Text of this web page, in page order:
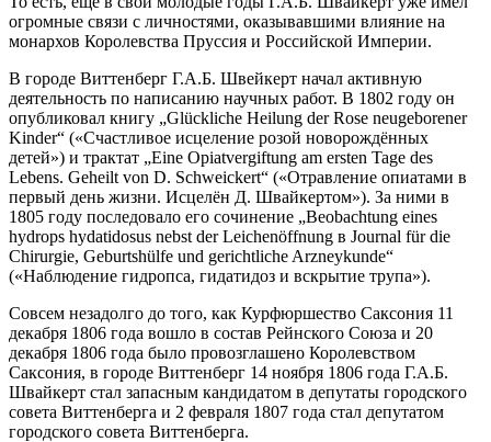
огромные связи с личностями, оказывавшими влияние на
монархов Королевства Пруссия и Российской Империи.
В городе Виттенберг Г.А.Б. Швейкерт начал активную
деятельность по написанию научных работ. В 1802 году он
опубликовал книгу „Glückliche Heilung der Rose neugeborener
Kinder“ («Счастливое исцеление розой новорождённых
детей») и трактат „Eine Opiatvergiftung am ersten Tage des
Lebens. Geheilt von D. Schweickert“ («Отравление опиатами в
первый день жизни. Исцелён Д. Швайкертом»). За ними в
1805 году последовало его сочинение „Beobachtung eines
hydrops hydatidosus nebst der Leichenöffnung в Journal für die
Chirurgie, Geburtshülfe und gerichtliche Arzneykunde“
(«Наблюдение гидропса, гидатидоз и вскрытие трупа»).
Совсем незадолго до того, как Курфюршество Саксония 11
декабря 1806 года вошло в состав Рейнского Союза и 20
декабря 1806 года было провозглашено Королевством
Саксония, в городе Виттенберг 14 ноября 1806 года Г.А.Б.
Швайкерт стал запасным кандидатом в депутаты городского
совета Виттенберга и 2 февраля 1807 года стал депутатом
городского совета Виттенберга.